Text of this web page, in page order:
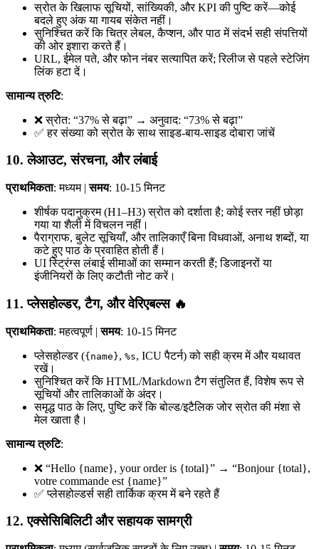
स्रोत के खिलाफ सूचियों, सांख्यिकी, और KPI की पुष्टि करें—कोई
बदले हुए अंक या गायब संकेत नहीं।
सुनिश्चित करें कि चित्र लेबल, कैप्शन, और पाठ में संदर्भ सही संपत्तियों
की ओर इशारा करते हैं।
URL, ईमेल पते, और फोन नंबर सत्यापित करें; रिलीज से पहले स्टेजिंग
लिंक हटा दें।
सामान्य त्रुटि:
❌ स्रोत: “37% से बढ़ा” → अनुवाद: “73% से बढ़ा”
✅ हर संख्या को स्रोत के साथ साइड-बाय-साइड दोबारा जांचें
10. लेआउट, संरचना, और लंबाई
प्राथमिकता: मध्यम |समय: 10-15 मिनट
शीर्षक पदानुक्रम (H1–H3) स्रोत को दर्शाता है; कोई स्तर नहीं छोड़ा
गया या शैली में विचलन नहीं।
पैराग्राफ, बुलेट सूचियाँ, और तालिकाएँ बिना विधवाओं, अनाथ शब्दों, या
कटे हुए पाठ के प्रवाहित होती हैं।
UI स्ट्रिंग्स लंबाई सीमाओं का सम्मान करती हैं; डिजाइनरों या
इंजीनियरों के लिए कटौती नोट करें।
11. प्लेसहोल्डर, टैग, और वेरिएबल्स 🔥
प्राथमिकता: महत्वपूर्ण |समय: 10-15 मिनट
प्लेसहोल्डर ({name}, %s, ICU पैटर्न) को सही क्रम में और यथावत
रखें।
सुनिश्चित करें कि HTML/Markdown टैग संतुलित हैं, विशेष रूप से
सूचियों और तालिकाओं के अंदर।
समृद्ध पाठ के लिए, पुष्टि करें कि बोल्ड/इटैलिक जोर स्रोत की मंशा से
मेल खाता है।
सामान्य त्रुटि:
❌ “Hello {name}, your order is {total}” → “Bonjour {total},
votre commande est {name}”
✅ प्लेसहोल्डर्स सही तार्किक क्रम में बने रहते हैं
12. एक्सेसिबिलिटी और सहायक सामग्री